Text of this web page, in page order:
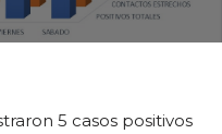
5 casos positivos